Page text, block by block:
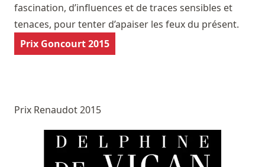
fascination, d’influences et de traces sensibles et
tenaces, pour tenter d’apaiser les feux du présent.
Prix Goncourt 2015
Prix Renaudot 2015